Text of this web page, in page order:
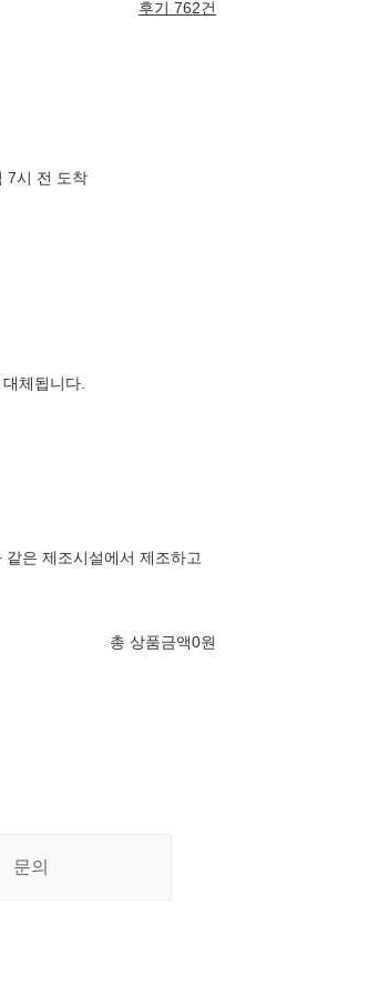
후기 762건
7시 전 도착
체됩니다.
은 제조시설에서 제조하고
총 상품금액0원
문의